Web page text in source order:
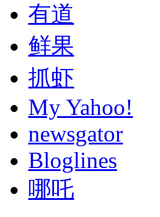
有道
鲜果
抓虾
My Yahoo!
newsgator
Bloglines
哪吒